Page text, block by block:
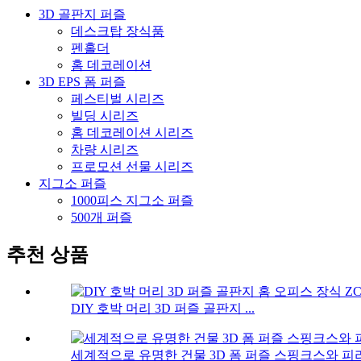
3D 골판지 퍼즐
데스크탑 장식품
펜홀더
홈 데코레이션
3D EPS 폼 퍼즐
페스티벌 시리즈
빌딩 시리즈
홈 데코레이션 시리즈
차량 시리즈
프로모션 선물 시리즈
지그소 퍼즐
1000피스 지그소 퍼즐
500개 퍼즐
추천 상품
DIY 호박 머리 3D 퍼즐 골판지 ...
세계적으로 유명한 건물 3D 폼 퍼즐 스핑크스와 피